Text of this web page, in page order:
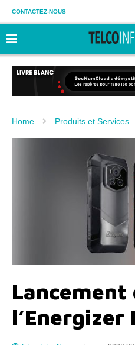
CONTACTEZ-NOUS
Home Produits et Services
Lancement
l’Energizer